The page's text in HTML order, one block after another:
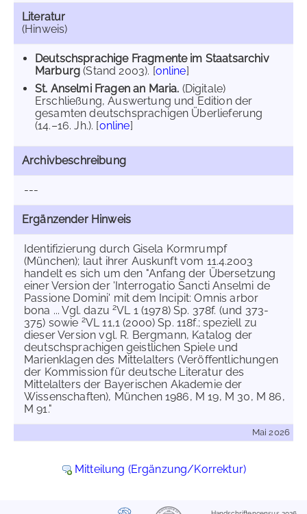
Literatur
(Hinweis)
Deutschsprachige Fragmente im Staatsarchiv
Marburg (Stand 2003). [online]
St. Anselmi Fragen an Maria. (Digitale)
Erschließung, Auswertung und Edition der
gesamten deutschsprachigen Überlieferung
(14.–16. Jh.). [online]
Archivbeschreibung
---
Ergänzender Hinweis
Identifizierung durch Gisela Kormrumpf
(München); laut ihrer Auskunft vom 11.4.2003
handelt es sich um den "Anfang der Übersetzung
einer Version der 'Interrogatio Sancti Anselmi de
Passione Domini' mit dem Incipit: Omnis arbor
bona ... Vgl. dazu2VL 1 (1978) Sp. 378f. (und 373-
375) sowie 2VL 11,1 (2000) Sp. 118f.; speziell zu
dieser Version vgl. R. Bergmann, Katalog der
deutschsprachigen geistlichen Spiele und
Marienklagen des Mittelalters (Veröffentlichungen
der Kommission für deutsche Literatur des
Mittelalters der Bayerischen Akademie der
Wissenschaften), München 1986, M 19, M 30, M 86,
M 91."
Mai 2026
Mitteilung (Ergänzung/Korrektur)